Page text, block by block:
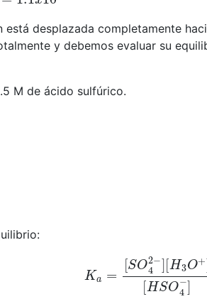
desplazada completamente
y debemos evaluar su
M de ácido sulfúrico.
−][H3O+] H